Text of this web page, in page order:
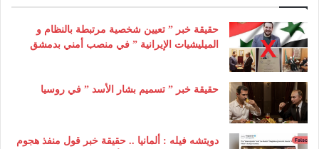
حقيقة خبر ” تعيين شخصية مرتبطة بالنظام و
الميليشيات الإيرانية ” في منصب أمني بدمشق
حقيقة خبر ” تسميم بشار الأسد ” في روسيا
دويتشه فيله : ألمانيا .. حقيقة خبر قول منفذ هجوم